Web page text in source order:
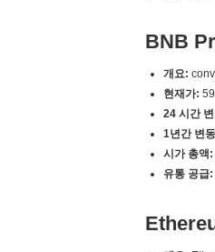
BNB
개요:
현재가:
24 시간
1년간 변
시가 총액:
유통 공급: